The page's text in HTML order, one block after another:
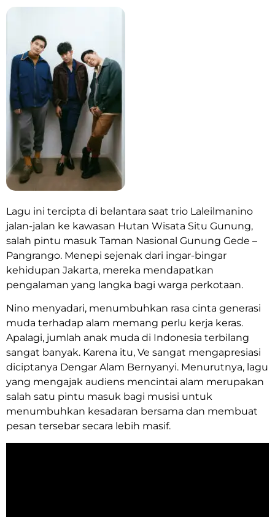
Lagu ini tercipta di belantara saat trio Laleilmanino
jalan-jalan ke kawasan Hutan Wisata Situ Gunung,
salah pintu masuk Taman Nasional Gunung Gede –
Pangrango. Menepi sejenak dari ingar-bingar
kehidupan Jakarta, mereka mendapatkan
pengalaman yang langka bagi warga perkotaan.
Nino menyadari, menumbuhkan rasa cinta generasi
muda terhadap alam memang perlu kerja keras.
Apalagi, jumlah anak muda di Indonesia terbilang
sangat banyak. Karena itu, Ve sangat mengapresiasi
diciptanya Dengar Alam Bernyanyi. Menurutnya, lagu
yang mengajak audiens mencintai alam merupakan
salah satu pintu masuk bagi musisi untuk
menumbuhkan kesadaran bersama dan membuat
pesan tersebar secara lebih masif.